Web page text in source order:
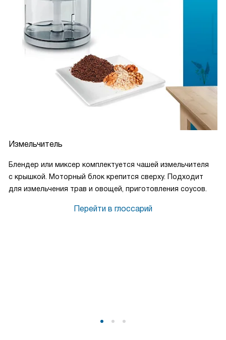
Измельчитель
Блендер или миксер комплектуется чашей измельчителя
с крышкой. Моторный блок крепится сверху. Подходит
для измельчения трав и овощей, приготовления соусов.
Перейти в глоссарий